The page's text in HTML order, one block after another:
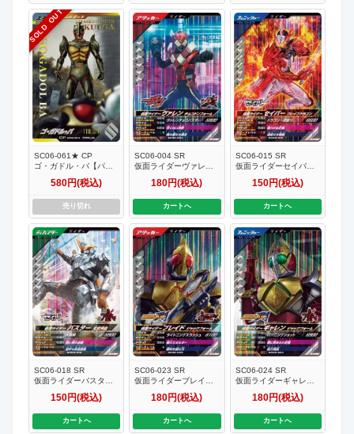
SOLD OUT
SC06-061★ CP
ゴ・ガドル・バ【パラ
580円(税込)
売り切れ
SC06-004 SR
仮面ライダーヴァレン
チョコドンフォーム
180円(税込)
カートへ
SC06-015 SR
仮面ライダーセイバー
ブレイブドラゴン
150円(税込)
カートへ
SC06-018 SR
仮面ライダーバスター
150円(税込)
カートへ
SC06-023 SR
仮面ライダーブレイド
ジャックフォーム
180円(税込)
カートへ
SC06-024 SR
仮面ライダーギャレン
ジャックフォーム
180円(税込)
カートへ